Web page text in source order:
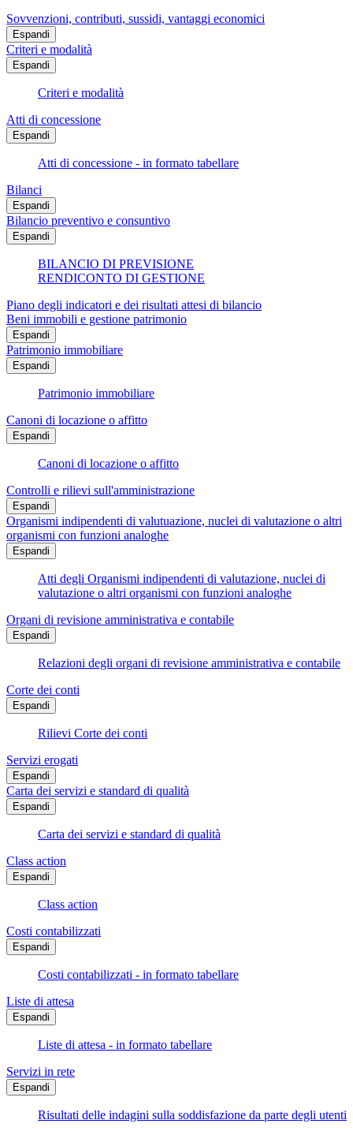
Sovvenzioni, contributi, sussidi, vantaggi economici
Espandi
Criteri e modalità
Espandi
Criteri e modalità
Atti di concessione
Espandi
Atti di concessione - in formato tabellare
Bilanci
Espandi
Bilancio preventivo e consuntivo
Espandi
BILANCIO DI PREVISIONE
RENDICONTO DI GESTIONE
Piano degli indicatori e dei risultati attesi di bilancio
Beni immobili e gestione patrimonio
Espandi
Patrimonio immobiliare
Espandi
Patrimonio immobiliare
Canoni di locazione o affitto
Espandi
Canoni di locazione o affitto
Controlli e rilievi sull'amministrazione
Espandi
Organismi indipendenti di valutuazione, nuclei di valutazione o altri
organismi con funzioni analoghe
Espandi
Atti degli Organismi indipendenti di valutazione, nuclei di
valutazione o altri organismi con funzioni analoghe
Organi di revisione amministrativa e contabile
Espandi
Relazioni degli organi di revisione amministrativa e contabile
Corte dei conti
Espandi
Rilievi Corte dei conti
Servizi erogati
Espandi
Carta dei servizi e standard di qualità
Espandi
Carta dei servizi e standard di qualità
Class action
Espandi
Class action
Costi contabilizzati
Espandi
Costi contabilizzati - in formato tabellare
Liste di attesa
Espandi
Liste di attesa - in formato tabellare
Servizi in rete
Espandi
Risultati delle indagini sulla soddisfazione da parte degli utenti